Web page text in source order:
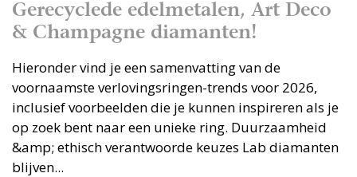
Gerecyclede edelmetalen, Art Deco
& Champagne diamanten!
Hieronder vind je een samenvatting van de
voornaamste verlovingsringen-trends voor 2026,
inclusief voorbeelden die je kunnen inspireren als je
op zoek bent naar een unieke ring. Duurzaamheid
&amp; ethisch verantwoorde keuzes Lab diamanten
blijven...